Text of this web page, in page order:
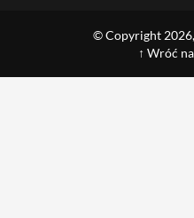
© Copyright
↑ Wróć